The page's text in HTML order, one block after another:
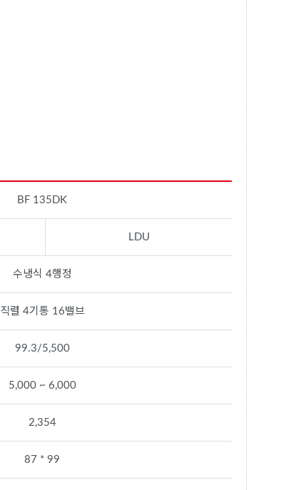
BF 135DK
LDU
수냉식 4행정
직렬 4기통 16밸브
99.3/5,500
5,000 ~ 6,000
2,354
87 * 99